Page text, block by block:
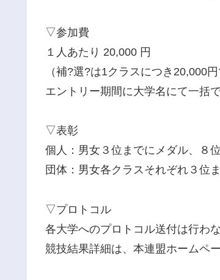
▽参加費
１人あたり 20,000 円
（補?選?は1クラスにつき20,000
エントリー期間に大学名にて一括
▽表彰
個人：男女３位までにメダル、８
団体：男女各クラスそれぞれ３位
▽プロトコル
各大学へのプロトコル送付は行わな
競技結果詳細は、本連盟ホームペ